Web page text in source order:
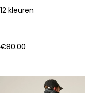
12 kleuren
€80.00